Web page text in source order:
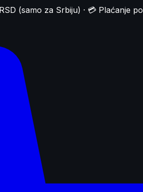
(samo za Srbiju) · 💳 Plaćanje